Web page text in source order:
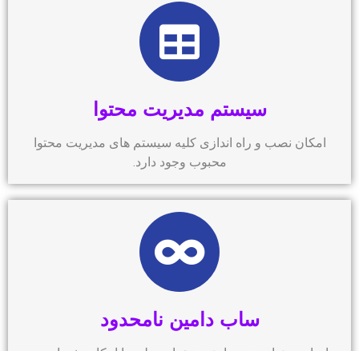
سیستم مدیریت محتوا
امکان نصب و راه اندازی کلیه سیستم های مدیریت محتوا
محبوب وجود دارد.
ساب دامین نامحدود